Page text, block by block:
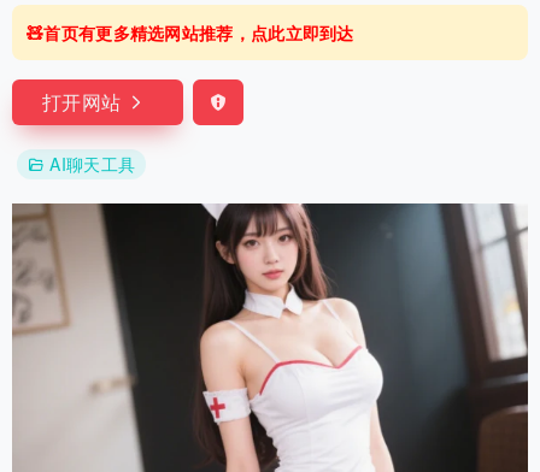
🧸首页有更多精选网站推荐，点此立即到达
打开网站
AI聊天工具